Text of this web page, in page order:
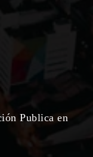
Publica en